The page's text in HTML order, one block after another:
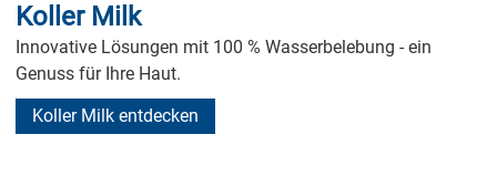
Koller Milk
Innovative Lösungen mit 100 % Wasserbelebung - ein
Genuss für Ihre Haut.
Koller Milk entdecken